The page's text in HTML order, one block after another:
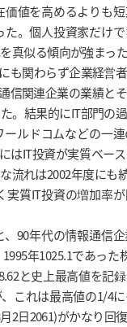
値を高めるよりも
。個人投資家だけ
真似る傾向が強まった
も関わらず企業経営
信関連企業の業績と
。結果的にIT部門の
ルドコムなどの一
はIT投資が実質ベー
流れは2002年度にも
実質IT投資の増加率
90年代の情報通信
年1025.1であった
と史上最高値を記
これは最高値の1/4
2日2061)がかなり回